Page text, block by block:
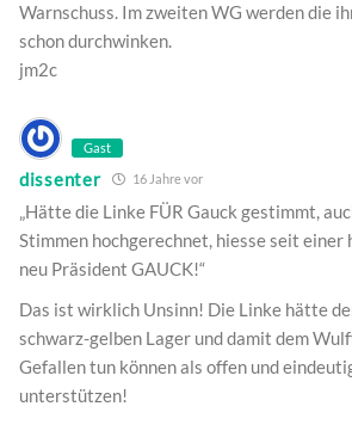
Warnschuss. Im zweiten WG werden die
schon durchwinken.
jm2c
Gast
dissenter 16 Jahre vor
„Hätte die Linke FÜR Gauck gestimmt,
Stimmen hochgerechnet, hiesse seit einer
neu Präsident GAUCK!“
Das ist wirklich Unsinn! Die Linke hätte
schwarz-gelben Lager und damit dem
Gefallen tun können als offen und
unterstützen!